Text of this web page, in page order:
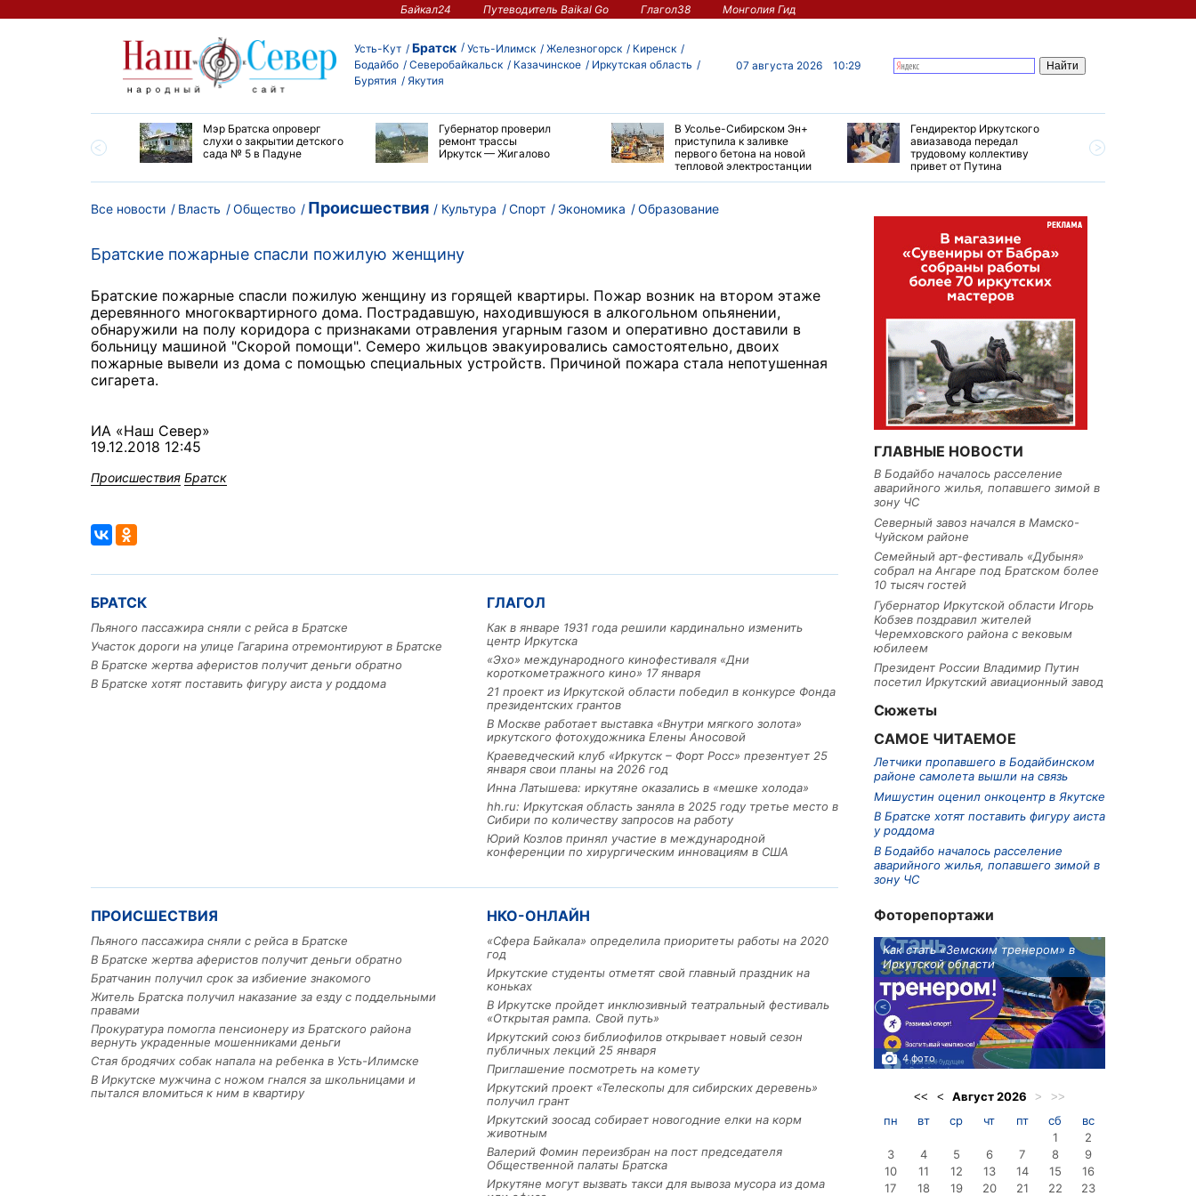
Байкал24 Путеводитель Baikal Go Глагол38 Монголия Гид
Усть-Кут Братск Усть-Илимск Железногорск
Киренск
Бодайбо
Северобайкальск Казачинское
Иркутская область
Бурятия
Якутия
07 августа 2026 10:29
Мэр Братска опроверг
слухи о закрытии детского
сада № 5 в Падуне
Губернатор проверил
ремонт трассы
Иркутск — Жигалово
В Усолье-Сибирском Эн+
приступила к заливке
первого бетона на новой
тепловой электростанции
Гендиректор Иркутского
авиазавода передал
трудовому коллективу
привет от Путина
Все новости Власть Общество Происшествия Культура Спорт Экономика Образование
Братские пожарные спасли пожилую женщину
Братские пожарные спасли пожилую женщину из горящей квартиры. Пожар возник на втором этаже
деревянного многоквартирного дома. Пострадавшую, находившуюся в алкогольном опьянении,
обнаружили на полу коридора с признаками отравления угарным газом и оперативно доставили в
больницу машиной "Скорой помощи". Семеро жильцов эвакуировались самостоятельно, двоих
пожарные вывели из дома с помощью специальных устройств. Причиной пожара стала непотушенная
сигарета.
ИА «Наш Север»
19.12.2018 12:45
Происшествия Братск
БРАТСК
Пьяного пассажира сняли с рейса в Братске
Участок дороги на улице Гагарина отремонтируют в Братске
В Братске жертва аферистов получит деньги обратно
В Братске хотят поставить фигуру аиста у роддома
ГЛАГОЛ
Как в январе 1931 года решили кардинально изменить
центр Иркутска
«Эхо» международного кинофестиваля «Дни
короткометражного кино» 17 января
21 проект из Иркутской области победил в конкурсе Фонда
президентских грантов
В Москве работает выставка «Внутри мягкого золота»
иркутского фотохудожника Елены Аносовой
Краеведческий клуб «Иркутск – Форт Росс» презентует 25
января свои планы на 2026 год
Инна Латышева: иркутяне оказались в «мешке холода»
hh.ru: Иркутская область заняла в 2025 году третье место в
Сибири по количеству запросов на работу
Юрий Козлов принял участие в международной
конференции по хирургическим инновациям в США
ПРОИСШЕСТВИЯ
Пьяного пассажира сняли с рейса в Братске
В Братске жертва аферистов получит деньги обратно
Братчанин получил срок за избиение знакомого
Житель Братска получил наказание за езду с поддельными
правами
Прокуратура помогла пенсионеру из Братского района
вернуть украденные мошенниками деньги
Стая бродячих собак напала на ребенка в Усть-Илимске
В Иркутске мужчина с ножом гнался за школьницами и
пытался вломиться к ним в квартиру
НКО-ОНЛАЙН
«Сфера Байкала» определила приоритеты работы на 2020
год
Иркутские студенты отметят свой главный праздник на
коньках
В Иркутске пройдет инклюзивный театральный фестиваль
«Открытая рампа. Свой путь»
Иркутский союз библиофилов открывает новый сезон
публичных лекций 25 января
Приглашение посмотреть на комету
Иркутский проект «Телескопы для сибирских деревень»
получил грант
Иркутский зоосад собирает новогодние елки на корм
животным
Валерий Фомин переизбран на пост председателя
Общественной палаты Братска
Иркутяне могут вызвать такси для вывоза мусора из дома
ГЛАВНЫЕ НОВОСТИ
В Бодайбо началось расселение
аварийного жилья, попавшего зимой в
зону ЧС
Северный завоз начался в Мамско-
Чуйском районе
Семейный арт-фестиваль «Дубыня»
собрал на Ангаре под Братском более
10 тысяч гостей
Губернатор Иркутской области Игорь
Кобзев поздравил жителей
Черемховского района с вековым
юбилеем
Президент России Владимир Путин
посетил Иркутский авиационный завод
Сюжеты
САМОЕ ЧИТАЕМОЕ
Летчики пропавшего в Бодайбинском
районе самолета вышли на связь
Мишустин оценил онкоцентр в Якутске
В Братске хотят поставить фигуру аиста
у роддома
В Бодайбо началось расселение
аварийного жилья, попавшего зимой в
зону ЧС
Фоторепортажи
Льготный заём в 9 миллионов
машиностроительное предприятие
Как стать «Земским тренером» в
Иркутской области
4 фото
<< < Август2026 > >>
пн вт ср чт пт сб
вс
1
2
3
4 5 6 7 8
9
10
11 12 13 14 15
16
17
18 19 20 21 22 23